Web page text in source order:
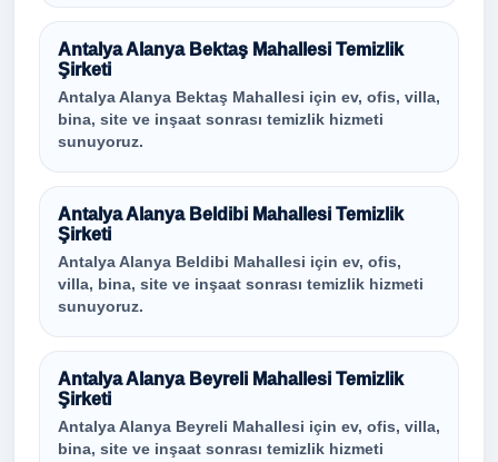
Antalya Alanya Bektaş Mahallesi Temizlik
Şirketi
Antalya Alanya Bektaş Mahallesi için ev, ofis, villa,
bina, site ve inşaat sonrası temizlik hizmeti
sunuyoruz.
Antalya Alanya Beldibi Mahallesi Temizlik
Şirketi
Antalya Alanya Beldibi Mahallesi için ev, ofis,
villa, bina, site ve inşaat sonrası temizlik hizmeti
sunuyoruz.
Antalya Alanya Beyreli Mahallesi Temizlik
Şirketi
Antalya Alanya Beyreli Mahallesi için ev, ofis, villa,
bina, site ve inşaat sonrası temizlik hizmeti